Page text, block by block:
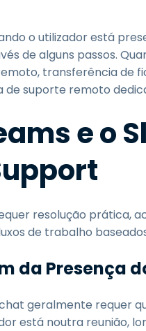
o utilizador está
de alguns passos.
transferência de
de suporte remoto
e o
resolução prática,
de trabalho
da Presença
geralmente requer
está noutra reunião,